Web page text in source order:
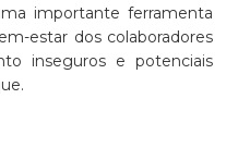
importante ferramenta
estar dos colaboradores
inseguros e potenciais